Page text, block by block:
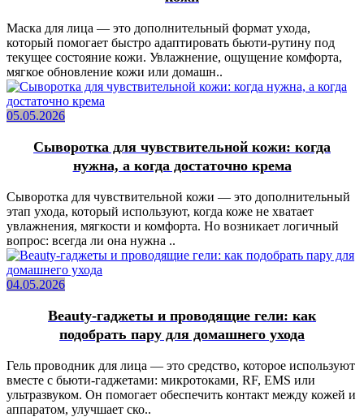
Маска для лица — это дополнительный формат ухода,
который помогает быстро адаптировать бьюти-рутину под
текущее состояние кожи. Увлажнение, ощущение комфорта,
мягкое обновление кожи или домашн..
05.05.2026
Сыворотка для чувствительной кожи: когда
нужна, а когда достаточно крема
Сыворотка для чувствительной кожи — это дополнительный
этап ухода, который используют, когда коже не хватает
увлажнения, мягкости и комфорта. Но возникает логичный
вопрос: всегда ли она нужна ..
04.05.2026
Beauty-гаджеты и проводящие гели: как
подобрать пару для домашнего ухода
Гель проводник для лица — это средство, которое используют
вместе с бьюти-гаджетами: микротоками, RF, EMS или
ультразвуком. Он помогает обеспечить контакт между кожей и
аппаратом, улучшает ско..